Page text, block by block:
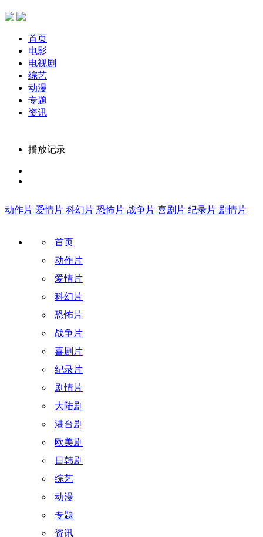
首页
电影
电视剧
综艺
动漫
专题
资讯
播放记录
动作片 爱情片 科幻片 恐怖片 战争片 喜剧片 纪录片 剧情片
首页
动作片
爱情片
科幻片
恐怖片
战争片
喜剧片
纪录片
剧情片
大陆剧
港台剧
欧美剧
日韩剧
综艺
动漫
专题
资讯